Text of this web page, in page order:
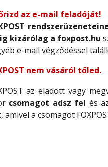
az e-mail feladóját!
kizárólag a foxpost.hu
e-mail végződéssel
nem vásáról tőled.
az eladott vagy
csomagot adsz fel és
amivel a csomagot